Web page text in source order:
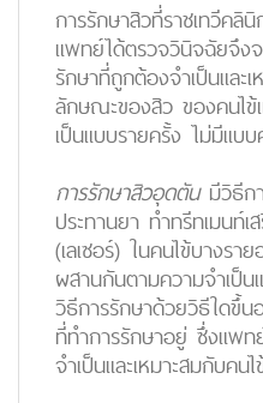
การรักษาสิวที่ราชเทวีคลิ
แพทย์ได้ตรวจวินิจฉัยจึงจ
รักษาที่ถูกต้องจำเป็นแล
ลักษณะของสิว ของคนไข้
เป็นแบบรายครั้ง ไม่มีแบ
การรักษาสิวอุดตัน มีวิธีก
ประทานยา ทำทรีทเมนท์เ
(เลเซอร์) ในคนไข้บางรา
ผสานกันตามความจำเป็น
วิธีการรักษาด้วยวิธีใดขึ้
ที่ทำการรักษาอยู่ ซึ่งแพ
จำเป็นและเหมาะสมกับคน